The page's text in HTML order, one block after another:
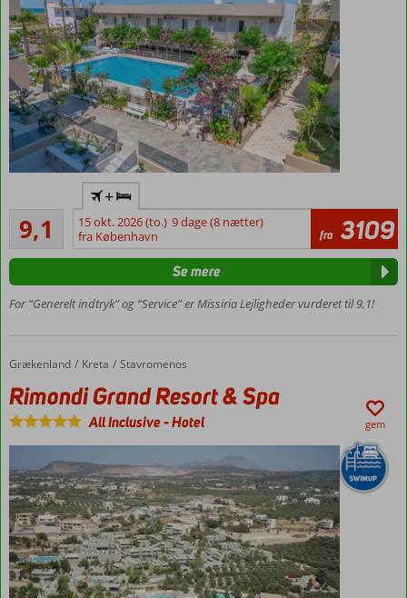
15.000
kilometer
kystlinje
fordelt
mellem
det
store
fastland
og
de
øer,
som
ligger
spredt
i
det
hav
det
Ioniske
hav
ud
for
fastlandet
–
her
er
således
rig
mulighed
for
lejlighedskompleks
2- og 3-
værelses
lejligheder
Muligt at
tilkøbe
Missiria
Beach:
m
Rethymnon
9,1Fremragende
179
anmeldelser
+
15 okt. 2026 (to.) 9 dage (8 nætter)
fra København
fra 3109
For “Generelt indtryk” og “Service” er Missiria Lejligheder vurderet til 9,1!
Se mere
Forside
Grækenland Kreta Stavromenos
Rimondi Grand Resort & Spa
Rimondi Grand Resort & Spa
All Inclusive-Hotel gem